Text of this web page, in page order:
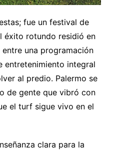
fue un festival de
éxito rotundo residió en
una programación
entretenimiento integral
al predio. Palermo se
de gente que vibró con
el turf sigue vivo en el
clara para la